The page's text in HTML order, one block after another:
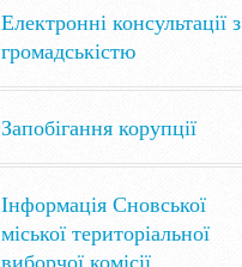
Електронні консультації з
громадськістю
Запобігання корупції
Інформація Сновської
міської територіальної
виборчої комісії